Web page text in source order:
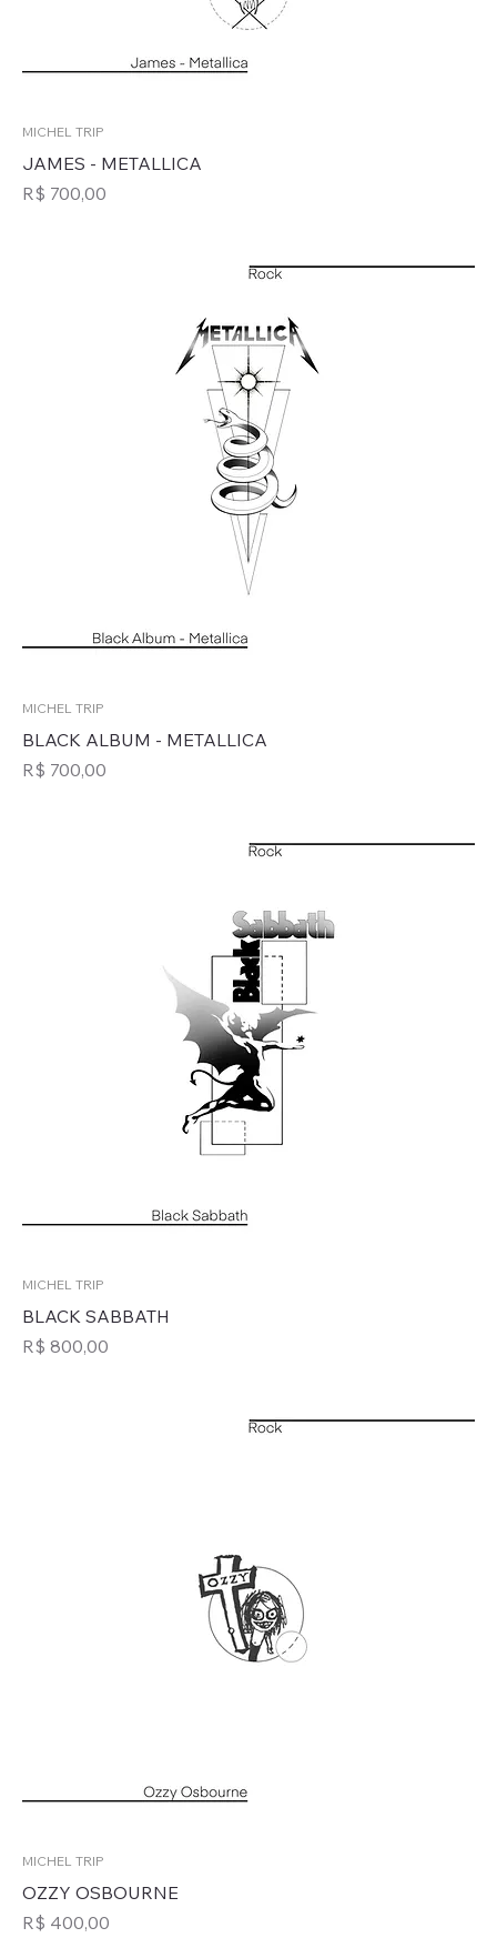
MICHEL TRIP
JAMES - METALLICA
Preço
R$ 700,00
MICHEL TRIP
BLACK ALBUM - METALLICA
Preço
R$ 700,00
MICHEL TRIP
BLACK SABBATH
Preço
R$ 800,00
MICHEL TRIP
OZZY OSBOURNE
Preço
R$ 400,00